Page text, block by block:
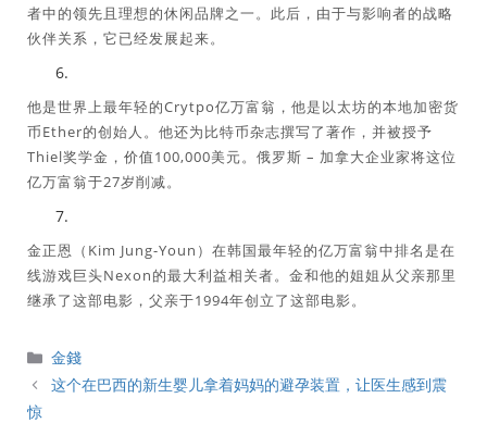
者中的领先且理想的休闲品牌之一。此后，由于与影响者的战略
伙伴关系，它已经发展起来。
他是世界上最年轻的Crytpo亿万富翁，他是以太坊的本地加密货
币Ether的创始人。他还为比特币杂志撰写了著作，并被授予
Thiel奖学金，价值100,000美元。俄罗斯 – 加拿大企业家将这位
亿万富翁于27岁削减。
金正恩（Kim Jung-Youn）在韩国最年轻的亿万富翁中排名是在
线游戏巨头Nexon的最大利益相关者。金和他的姐姐从父亲那里
继承了这部电影，父亲于1994年创立了这部电影。
分
類
金錢
这个在巴西的新生婴儿拿着妈妈的避孕装置，让医生感到震
惊